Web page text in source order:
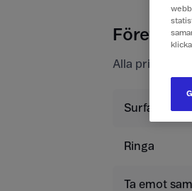
Alla priser är
Surfa
Ringa
Ta emot